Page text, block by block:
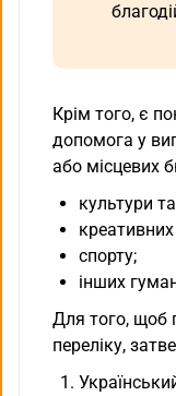
Крім того, є
допомога у
або місцевих
культури
креативних
спорту;
інших
Для того, щоб
переліку,